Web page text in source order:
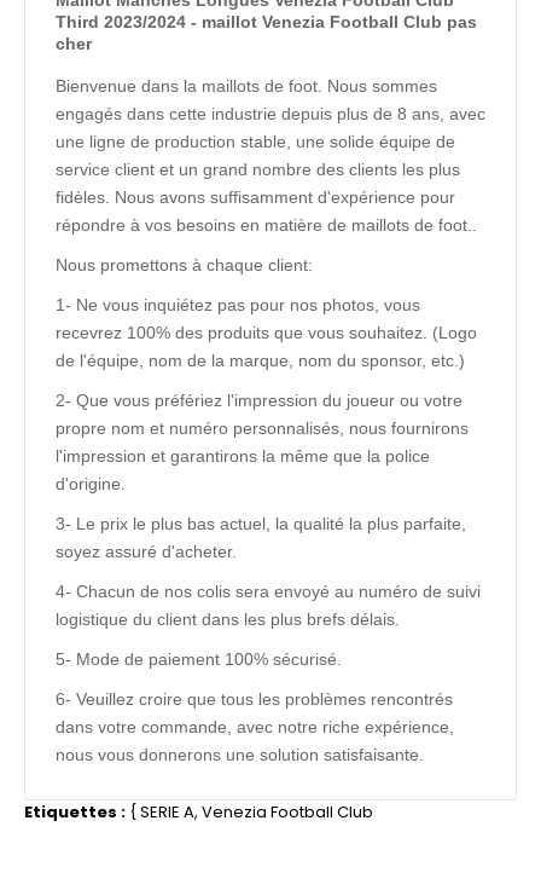
Third 2023/2024 - maillot Venezia Football Club pas
cher
Bienvenue dans la maillots de foot. Nous sommes
engagés dans cette industrie depuis plus de 8 ans, avec
une ligne de production stable, une solide équipe de
service client et un grand nombre des clients les plus
fidèles. Nous avons suffisamment d'expérience pour
répondre à vos besoins en matière de maillots de foot..
Nous promettons à chaque client:
1- Ne vous inquiétez pas pour nos photos, vous
recevrez 100% des produits que vous souhaitez. (Logo
de l'équipe, nom de la marque, nom du sponsor, etc.)
2- Que vous préfériez l'impression du joueur ou votre
propre nom et numéro personnalisés, nous fournirons
l'impression et garantirons la même que la police
d'origine.
3- Le prix le plus bas actuel, la qualité la plus parfaite,
soyez assuré d'acheter.
4- Chacun de nos colis sera envoyé au numéro de suivi
logistique du client dans les plus brefs délais.
5- Mode de paiement 100% sécurisé.
6- Veuillez croire que tous les problèmes rencontrés
dans votre commande, avec notre riche expérience,
nous vous donnerons une solution satisfaisante.
Etiquettes : {SERIE A, Venezia Football Club